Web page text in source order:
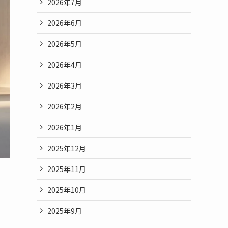
2026年6月
2026年5月
2026年4月
2026年3月
2026年2月
2026年1月
2025年12月
2025年11月
2025年10月
2025年9月